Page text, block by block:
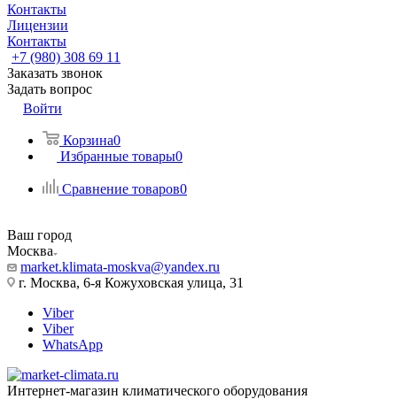
Контакты
Лицензии
Контакты
+7 (980) 308 69 11
Заказать звонок
Задать вопрос
Войти
Корзина0
Избранные товары0
Сравнение товаров0
Ваш город
Москва
market.klimata-moskva@yandex.ru
г. Москва, 6-я Кожуховская улица, 31
Viber
Viber
WhatsApp
Интернет-магазин климатического оборудования